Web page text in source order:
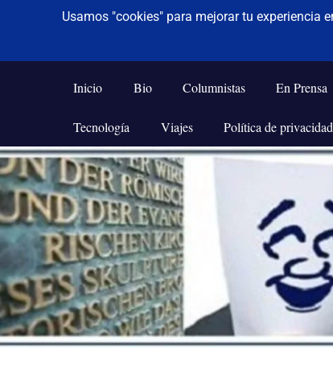
Saltar
al
contenido
De todo un poco
Frases,
Humor,
Tecnología
y
Viajes
Inicio Bio Columnistas En Prensa
Tecnología Viajes Política de privacidad